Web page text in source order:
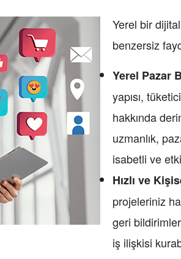
Yerel bir
benzersiz
Yerel Pazar
yapısı,
hakkında
uzmanlık,
isabetli ve
Hızlı ve
projeleriniz
geri
iş ilişkisi